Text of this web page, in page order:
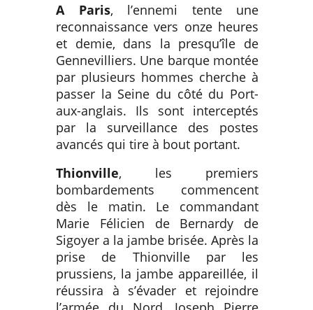
A Paris, l’ennemi tente une
reconnaissance vers onze heures
et demie, dans la presqu’île de
Gennevilliers. Une barque montée
par plusieurs hommes cherche à
passer la Seine du côté du Port-
aux-anglais. Ils sont interceptés
par la surveillance des postes
avancés qui tire à bout portant.
Thionville, les premiers
bombardements commencent
dès le matin. Le commandant
Marie Félicien de Bernardy de
Sigoyer a la jambe brisée. Après la
prise de Thionville par les
prussiens, la jambe appareillée, il
réussira à s’évader et rejoindre